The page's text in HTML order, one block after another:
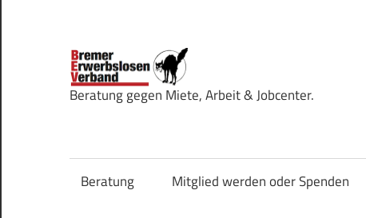
springen
Beratung gegen Miete, Arbeit & Jobcenter.
Beratung Mitglied werden oder Spenden